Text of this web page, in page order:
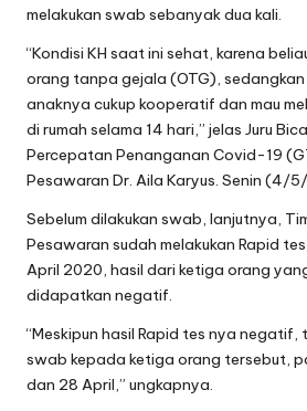
melakukan swab sebanyak dua kali.
“Kondisi KH saat ini sehat, karena
orang tanpa gejala (OTG),
anaknya cukup kooperatif dan mau
di rumah selama 14 hari,” jelas Juru
Percepatan Penanganan Covid-19
Pesawaran Dr. Aila Karyus. Senin (4/
Sebelum dilakukan swab, lanjutnya,
Pesawaran sudah melakukan Rapid
April 2020, hasil dari ketiga orang
didapatkan negatif.
“Meskipun hasil Rapid tes nya negatif,
swab kepada ketiga orang tersebut,
dan 28 April,” ungkapnya.